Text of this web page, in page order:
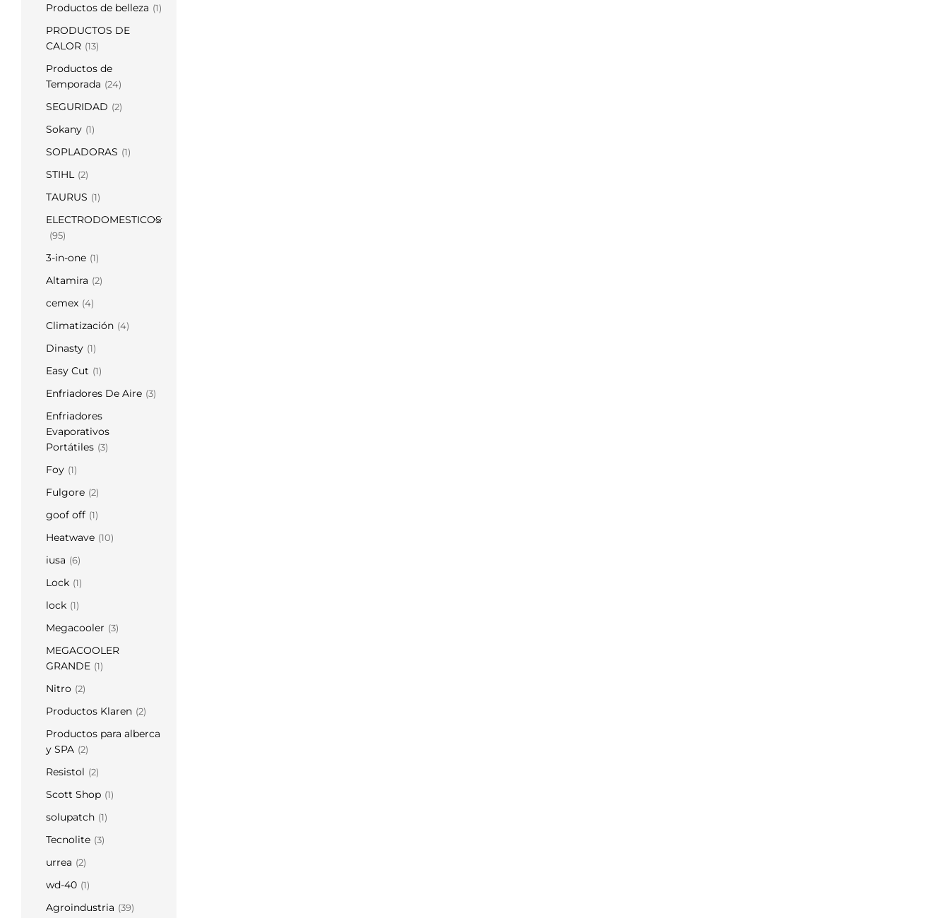
Productos de belleza (1)
PRODUCTOS DE
CALOR (13)
Productos de
Temporada (24)
SEGURIDAD (2)
Sokany (1)
SOPLADORAS (1)
STIHL (2)
TAURUS (1)
ELECTRODOMESTICOS
(95)
3-in-one (1)
Altamira (2)
cemex (4)
Climatización (4)
Dinasty (1)
Easy Cut (1)
Enfriadores De Aire (3)
Enfriadores
Evaporativos
Portátiles (3)
Foy (1)
Fulgore (2)
goof off (1)
Heatwave (10)
iusa (6)
Lock (1)
lock (1)
Megacooler (3)
MEGACOOLER
GRANDE (1)
Nitro (2)
Productos Klaren (2)
Productos para alberca
y SPA (2)
Resistol (2)
Scott Shop (1)
solupatch (1)
Tecnolite (3)
urrea (2)
wd-40 (1)
Agroindustria (39)